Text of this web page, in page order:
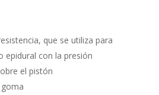
que se utiliza para
epidural con la presión
el pistón